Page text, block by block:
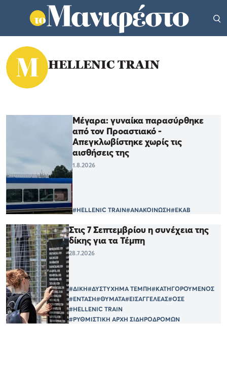
HELLENIC TRAIN
Μέγαρα: γυναίκα παρασύρθηκε
από τον Προαστιακό -
Απεγκλωβίστηκε χωρίς τις
αισθήσεις της
1.8.2026
#HELLENIC TRAIN#ΑΝΑΚΟΙΝΩΣΗ#ΕΚΑΒ
Στις 7 Σεπτεμβρίου η συνέχεια της
δίκης για τα Τέμπη
28.7.2026
#ΔΙΚΗ#ΔΥΣΤΥΧΗΜΑ ΤΕΜΠΗ#ΚΑΤΗΓΟΡΟΥΜΕΝΟΣ
#ΕΝΤΑΣΗ#ΘΥΜΑΤΑ#ΕΙΣΑΓΓΕΛΕΑΣ#ΟΣΕ
#HELLENIC TRAIN
#ΡΥΘΜΙΣΤΙΚΗ ΑΡΧΗ ΣΙΔΗΡΟΔΡΟΜΩΝ